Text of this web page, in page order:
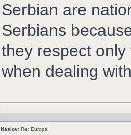
Serbian are
Serbians
they respect
when dealing
Naslov: Re: Europa